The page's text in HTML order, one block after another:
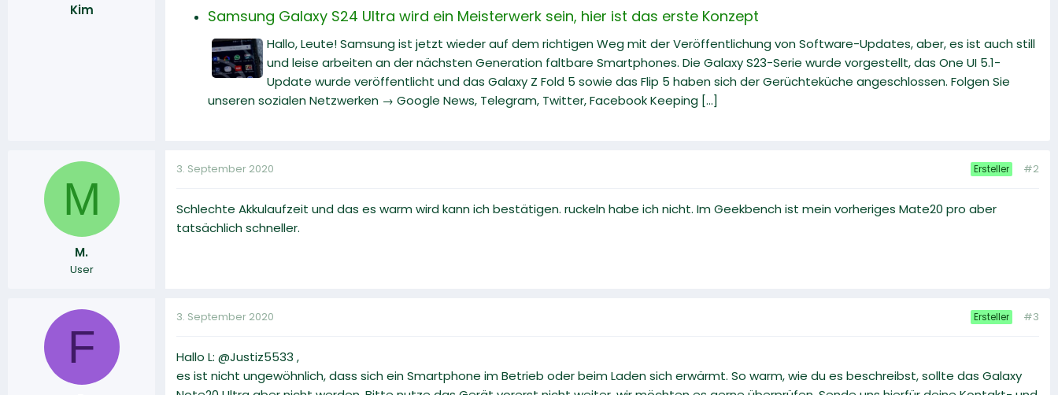
Kim Samsung Galaxy S24 Ultra wird ein Meisterwerk sein, hier ist das erste Konzept
Hallo, Leute! Samsung ist jetzt wieder auf dem richtigen Weg mit der Veröffentlichung von Software-Updates, aber, es ist auch still
und leise arbeiten an der nächsten Generation faltbare Smartphones. Die Galaxy S23-Serie wurde vorgestellt, das One UI 5.1-
Update wurde veröffentlicht und das Galaxy Z Fold 5 sowie das Flip 5 haben sich der Gerüchteküche angeschlossen. Folgen Sie
unseren sozialen Netzwerken → Google News, Telegram, Twitter, Facebook Keeping [...]
M
M.
User
3. September 2020 Ersteller #2
Schlechte Akkulaufzeit und das es warm wird kann ich bestätigen. ruckeln habe ich nicht. Im Geekbench ist mein vorheriges Mate20 pro aber
tatsächlich schneller.
F
3. September 2020 Ersteller #3
Hallo L: @Justiz5533 ,
es ist nicht ungewöhnlich, dass sich ein Smartphone im Betrieb oder beim Laden sich erwärmt. So warm, wie du es beschreibst, sollte das Galaxy